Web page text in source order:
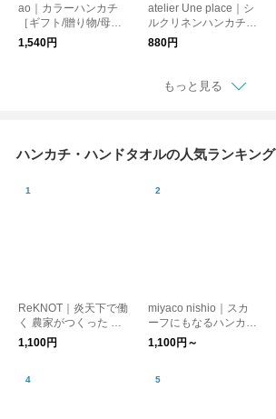
ao｜カラーハンカチ
［ギフト/贈り物/母の
日/新生活］
1,540円
atelier Une place｜シ
ルクリネンハンカチ M
［ギフト/贈り物］
880円
もっと見る
ハンカチ・ハンドタオルの人気ランキング
ReKNOT｜炎天下で働
く 農家がつくった 手
ぬぐい ハンカチ MFS
2610 リノット ギフト
1,100円
miyaco nishio｜スカ
ーフにもなるハンカチ
【日焼け対策】【はん
かち】【プレゼント】
1,100円～